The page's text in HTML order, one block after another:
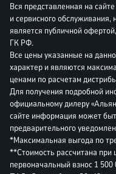
Вся представленная на
и сервисного
является публичной
ГК РФ.
Все цены указанные на
характер и являются
ценами по расчетам
Для получения подробной
официальному дилеру
сайте информация может
предварительного
*Максимальная выгода по
**Стоимость рассчитана при
первоначальный взнос 1